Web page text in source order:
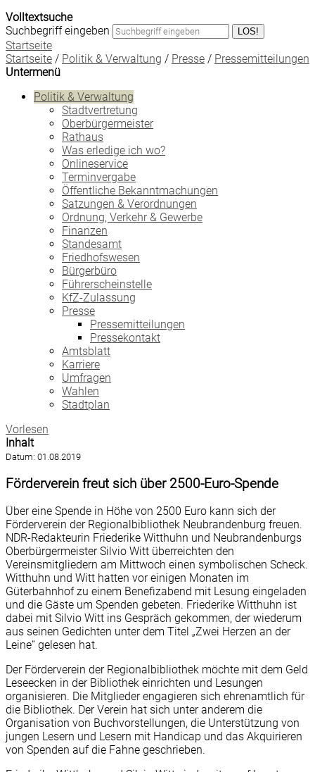
Volltextsuche
Suchbegriff eingeben
LOS!
Startseite
Startseite / Politik & Verwaltung / Presse / Pressemitteilungen
Untermenü
Politik & Verwaltung
Stadtvertretung
Oberbürgermeister
Rathaus
Was erledige ich wo?
Onlineservice
Terminvergabe
Öffentliche Bekanntmachungen
Satzungen & Verordnungen
Ordnung, Verkehr & Gewerbe
Finanzen
Standesamt
Friedhofswesen
Bürgerbüro
Führerscheinstelle
KfZ-Zulassung
Presse
Pressemitteilungen
Pressekontakt
Amtsblatt
Karriere
Umfragen
Wahlen
Stadtplan
Vorlesen
Inhalt
Datum: 01.08.2019
Förderverein freut sich über 2500-Euro-Spende
Über eine Spende in Höhe von 2500 Euro kann sich der
Förderverein der Regionalbibliothek Neubrandenburg freuen.
NDR-Redakteurin Friederike Witthuhn und Neubrandenburgs
Oberbürgermeister Silvio Witt überreichten den
Vereinsmitgliedern am Mittwoch einen symbolischen Scheck.
Witthuhn und Witt hatten vor einigen Monaten im
Güterbahnhof zu einem Benefizabend mit Lesung eingeladen
und die Gäste um Spenden gebeten. Friederike Witthuhn ist
dabei mit Silvio Witt ins Gespräch gekommen, der wiederum
aus seinen Gedichten unter dem Titel „Zwei Herzen an der
Leine“ gelesen hat.
Der Förderverein der Regionalbibliothek möchte mit dem Geld
Leseecken in der Bibliothek einrichten und Lesungen
organisieren. Die Mitglieder engagieren sich ehrenamtlich für
die Bibliothek. Der Verein hat sich unter anderem die
Organisation von Buchvorstellungen, die Unterstützung von
jungen Lesern und Lesern mit Handicap und das Akquirieren
von Spenden auf die Fahne geschrieben.